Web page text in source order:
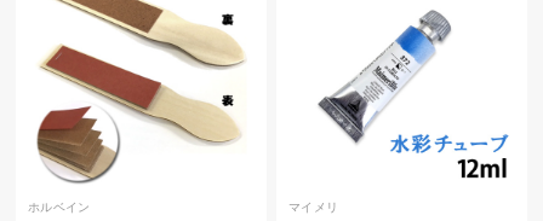
ホルベイン マイメリ